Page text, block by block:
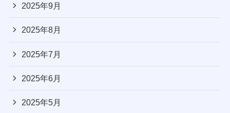
2025年9月
2025年8月
2025年7月
2025年6月
2025年5月